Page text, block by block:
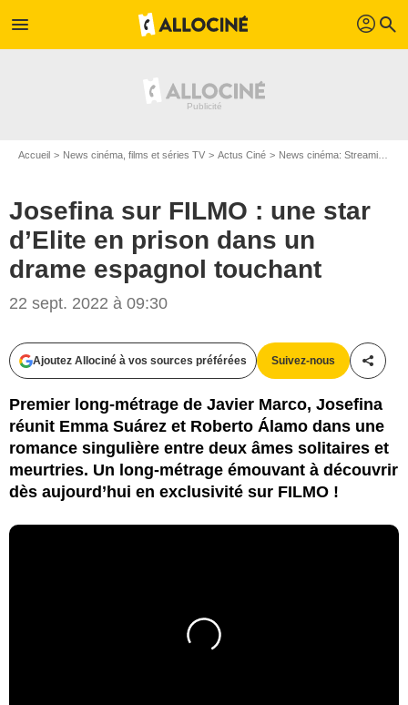
menu profil search
Accueil News cinéma, films et séries TV Actus Ciné News cinéma: Streaming
Josefina sur FILMO : une star
d’Elite en prison dans un
drame espagnol touchant
22 sept. 2022 à 09:30
Ajoutez Allociné à vos sources préférées Suivez-nous
Premier long-métrage de Javier Marco, Josefina
réunit Emma Suárez et Roberto Álamo dans une
romance singulière entre deux âmes solitaires et
meurtries. Un long-métrage émouvant à découvrir
dès aujourd’hui en exclusivité sur FILMO !